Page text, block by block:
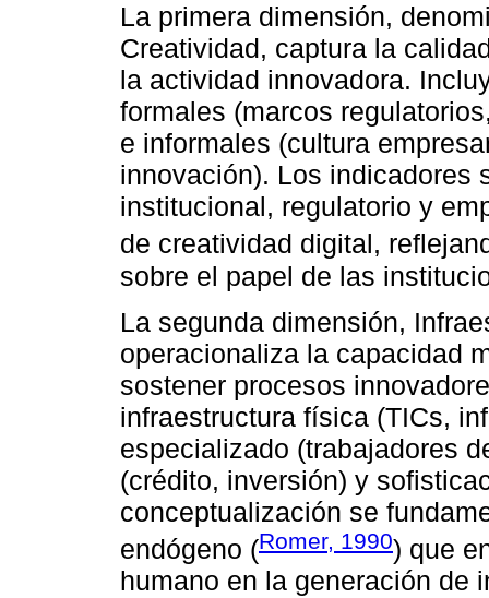
La primera dimensión,
Creatividad, captura la
la actividad innovadora.
formales (marcos
e informales (cultura
innovación). Los indicadores
institucional, regulatorio y
de creatividad digital,
sobre el papel de las
La segunda dimensión,
operacionaliza la capacidad
sostener procesos
infraestructura física (TICs,
especializado (trabajadores
(crédito, inversión) y
conceptualización se
endógeno (Romer, 1990) que
humano en la generación de